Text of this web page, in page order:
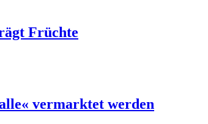
Früchte
vermarktet werden